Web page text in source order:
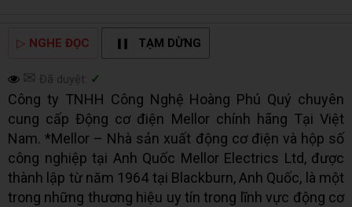
▷ NGHE ĐỌC TẠM DỪNG
✉ Đã duyệt: ✓
Công ty TNHH Công Nghệ Hoàng Phú Quý chuyên
cung cấp Động cơ điện Mellor chính hãng Tại Việt
Nam. *Mellor – Nhà sản xuất động cơ điện và hộp số
công nghiệp tại Anh Quốc Mellor Electrics Ltd, được
thành lập từ năm 1964 tại Blackburn, Anh Quốc, là một
trong những thương hiệu uy tín trong lĩnh vực động cơ